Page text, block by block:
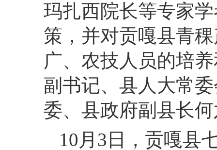
玛扎西院长等专家
策，并对贡嘎县青
广、农技人员的培
副书记、县人大常
委、县政府副县长
10月3日，贡嘎县